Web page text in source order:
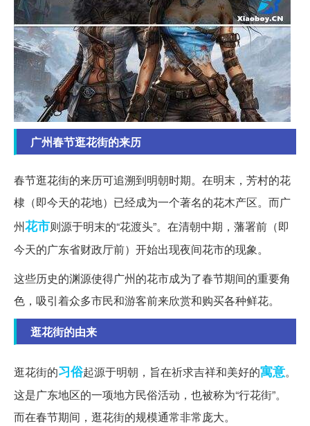
广州春节逛花街的来历
春节逛花街的来历可追溯到明朝时期。在明末，芳村的花
棣（即今天的花地）已经成为一个著名的花木产区。而广
州花市则源于明末的“花渡头”。在清朝中期，藩署前（即
今天的广东省财政厅前）开始出现夜间花市的现象。
这些历史的渊源使得广州的花市成为了春节期间的重要角
色，吸引着众多市民和游客前来欣赏和购买各种鲜花。
逛花街的由来
逛花街的习俗起源于明朝，旨在祈求吉祥和美好的寓意。
这是广东地区的一项地方民俗活动，也被称为“行花街”。
而在春节期间，逛花街的规模通常非常庞大。